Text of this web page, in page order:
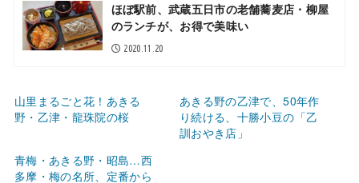
ほぼ駅前、武蔵五日市の老舗蕎麦店・柳屋
のランチが、お得で美味い
2020.11.20
山里まるごと花！あきる
野・乙津・龍珠院の桜
あきる野の乙津で、50年作
り続ける、十勝小豆の「乙
訓おやき店」
青梅・あきる野・昭島…西
多摩・梅の名所、定番から